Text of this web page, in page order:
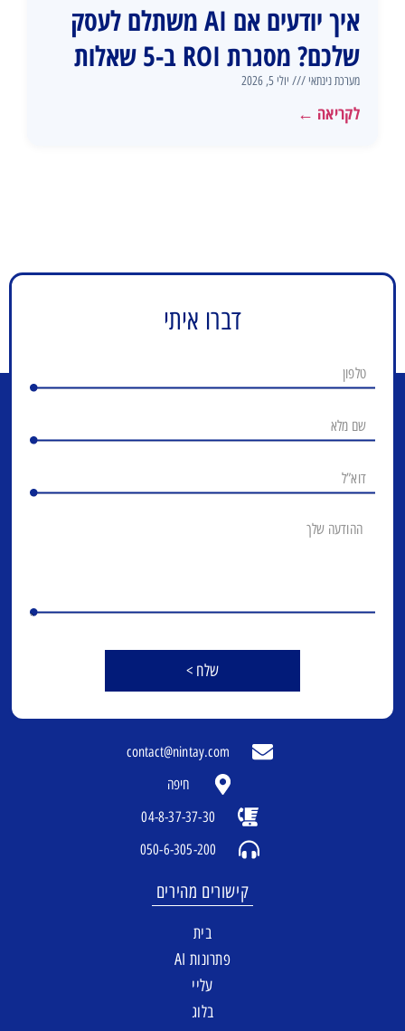
איך יודעים אם AI משתלם לעסק
שלכם? מסגרת ROI ב-5 שאלות
מערכת נינתאי יולי 5, 2026
לקריאה ←
דברו איתי
שלח >
contact@nintay.com
חיפה
04-8-37-37-30
050-6-305-200
קישורים מהירים
בית
פתרונות AI
עליי
בלוג